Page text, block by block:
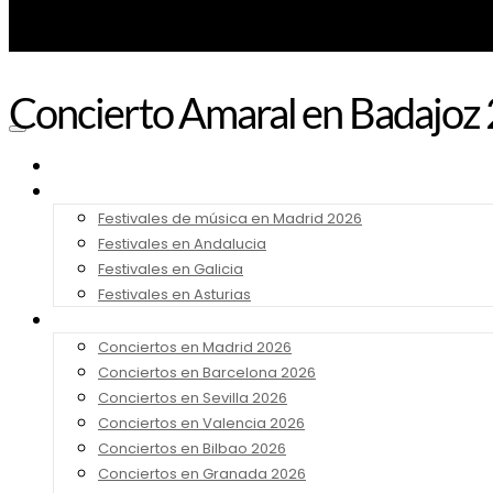
Festivales de música en Madrid 2026
Festivales en Andalucia
Festivales en Galicia
Festivales en Asturias
Conciertos en Madrid 2026
Conciertos en Barcelona 2026
Conciertos en Sevilla 2026
Conciertos en Valencia 2026
Conciertos en Bilbao 2026
Conciertos en Granada 2026
Concierto Amaral en